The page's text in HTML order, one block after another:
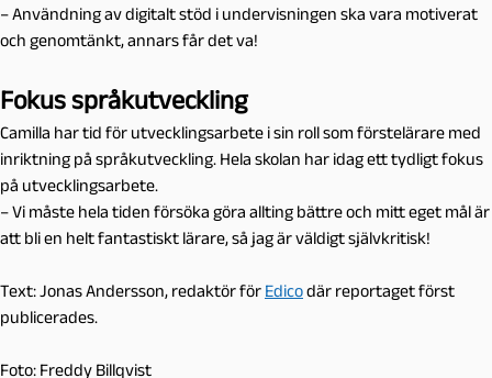
– Användning av digitalt stöd i undervisningen ska vara motiverat
och genomtänkt, annars får det va!
Fokus språkutveckling
Camilla har tid för utvecklingsarbete i sin roll som förstelärare med
inriktning på språkutveckling. Hela skolan har idag ett tydligt fokus
på utvecklingsarbete.
– Vi måste hela tiden försöka göra allting bättre och mitt eget mål är
att bli en helt fantastiskt lärare, så jag är väldigt självkritisk!
Text: Jonas Andersson, redaktör för Edicodär reportaget först
publicerades.
Foto: Freddy Billqvist